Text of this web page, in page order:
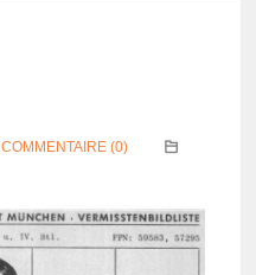
COMMENTAIRE (0)